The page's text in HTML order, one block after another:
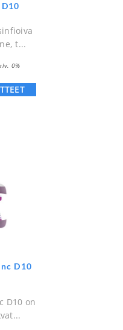
t...
0%
D10
D10 on